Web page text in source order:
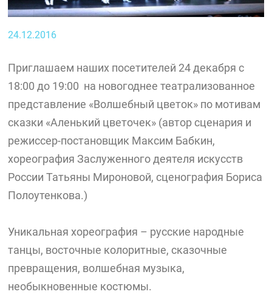
24.12.2016
Приглашаем наших посетителей 24 декабря с
18:00 до 19:00 на новогоднее театрализованное
представление «Волшебный цветок» по мотивам
сказки «Аленький цветочек» (автор сценария и
режиссер-постановщик Максим Бабкин,
хореография Заслуженного деятеля искусств
России Татьяны Мироновой, сценография Бориса
Полоутенкова.)
Уникальная хореография – русские народные
танцы, восточные колоритные, сказочные
превращения, волшебная музыка,
необыкновенные костюмы.